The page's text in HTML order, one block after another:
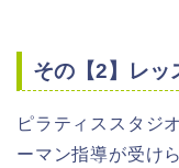
その【2】レッ
ピラティススタジ
ーマン指導が受け